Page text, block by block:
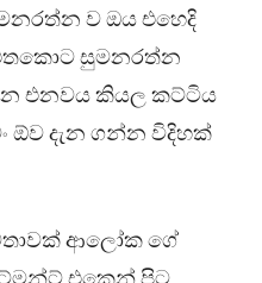
ව ඔය එහෙදි
සුමනරත්න
එනවය කියල කට්ටිය
ඕව දැන ගන්න විදිහක්
ආලෝක ගේ